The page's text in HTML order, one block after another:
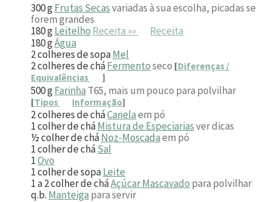
300gFrutas Secasvariadas à sua escolha, picadas se
forem grandes
180gLeitelho Receita »»
Receita
180gÁgua
2colheres de sopaMel
2colheres de cháFermentoseco [Diferenças /
Equivalências
]
500gFarinha T65, mais um pouco para polvilhar
[Tipos Informação]
2colheres de cháCanelaem pó
1colher de cháMistura de Especiariasver dicas
½colher de cháNoz-Moscadaem pó
1colher de cháSal
1Ovo
1colher de sopaLeite
1 a 2colher de cháAçúcar Mascavado para polvilhar
q.b. Manteiga para servir